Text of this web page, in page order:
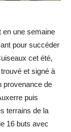
en une semaine
pour succéder
cet été,
et signé à
provenance de
puis
terrains de la
16 buts avec